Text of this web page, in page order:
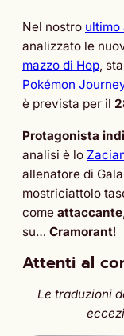
Nel nostro ultimo
analizzato le
mazzo di Hop,
Pokémon
è prevista per il
Protagonista
analisi è lo
allenatore di
mostriciattolo
come attaccante
su… Cramorant!
Attenti al
Le traduzioni